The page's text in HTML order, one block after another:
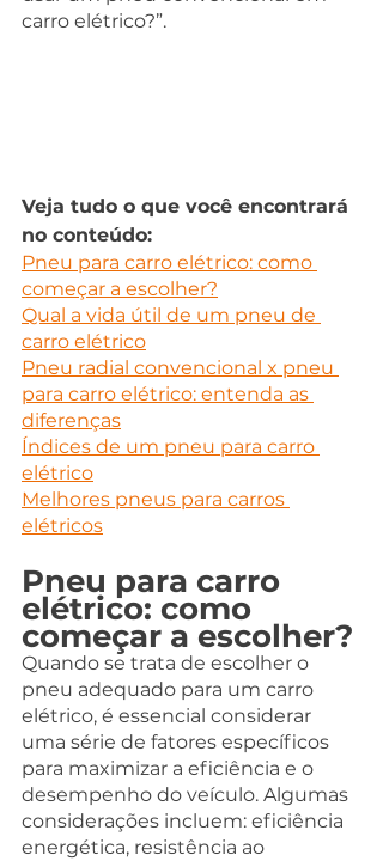
carro elétrico?”.
Veja tudo o que você encontrará
no conteúdo:
Pneu para carro elétrico: como
começar a escolher?
Qual a vida útil de um pneu de
carro elétrico
Pneu radial convencional x pneu
para carro elétrico: entenda as
diferenças
Índices de um pneu para carro
elétrico
Melhores pneus para carros
elétricos
Pneu para carro
elétrico: como
começar a escolher?
Quando se trata de escolher o
pneu adequado para um carro
elétrico, é essencial considerar
uma série de fatores específicos
para maximizar a eficiência e o
desempenho do veículo. Algumas
considerações incluem: eficiência
energética, resistência ao